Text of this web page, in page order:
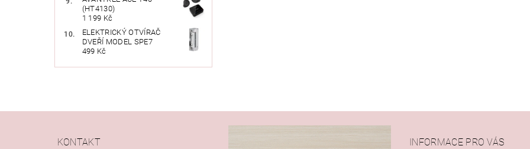
(HT4130)
1 199 Kč
ELEKTRICKÝ OTVÍRAČ
DVEŘÍ MODEL SPE7
499 Kč
KONTAKT INFORMACE PRO VÁS